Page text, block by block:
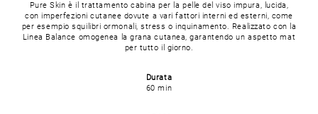
Pure Skin è il trattamento cabina per la pelle del viso impura, lucida,
con imperfezioni cutanee dovute a vari fattori interni ed esterni, come
per esempio squilibri ormonali, stress o inquinamento. Realizzato con la
Linea Balance omogenea la grana cutanea, garantendo un aspetto mat
per tutto il giorno.
Durata
60 min